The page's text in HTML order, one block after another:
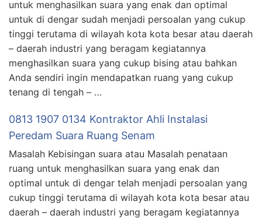
untuk menghasilkan suara yang enak dan optimal
untuk di dengar sudah menjadi persoalan yang cukup
tinggi terutama di wilayah kota kota besar atau daerah
– daerah industri yang beragam kegiatannya
menghasilkan suara yang cukup bising atau bahkan
Anda sendiri ingin mendapatkan ruang yang cukup
tenang di tengah – …
0813 1907 0134 Kontraktor Ahli Instalasi
Peredam Suara Ruang Senam
Masalah Kebisingan suara atau Masalah penataan
ruang untuk menghasilkan suara yang enak dan
optimal untuk di dengar telah menjadi persoalan yang
cukup tinggi terutama di wilayah kota kota besar atau
daerah – daerah industri yang beragam kegiatannya